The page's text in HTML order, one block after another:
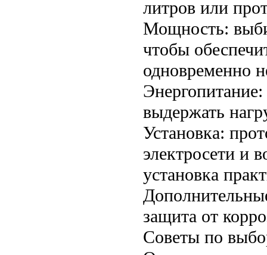
литров или
Мощность:
чтобы
одновременно
выдержать
Установка:
электросети и
установка
защита от
Советы по